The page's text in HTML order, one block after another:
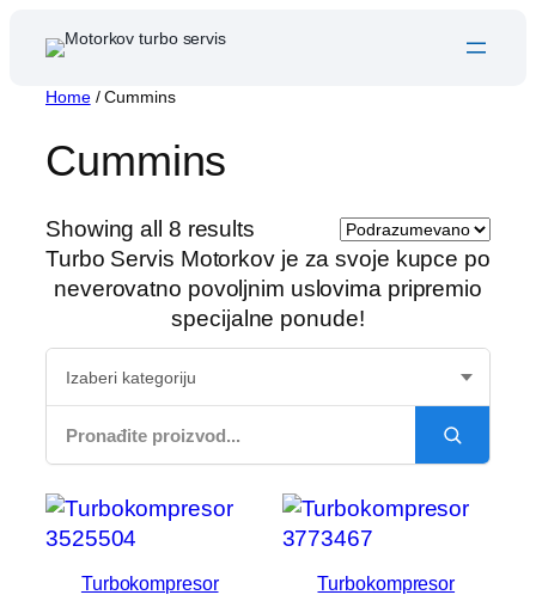
Home/ Cummins
Cummins
Showing all 8 results
Turbo Servis Motorkov je za svoje kupce po
neverovatno povoljnim uslovima pripremio
specijalne ponude!
Turbokompresor
Turbokompresor